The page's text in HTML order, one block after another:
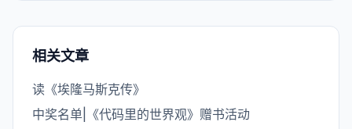
相关文章
读《埃隆马斯克传》
中奖名单|《代码里的世界观》赠书活动